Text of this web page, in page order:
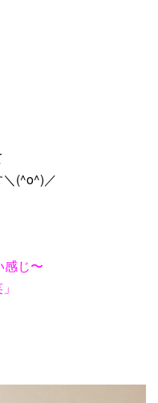
(^o^)／
感じ〜